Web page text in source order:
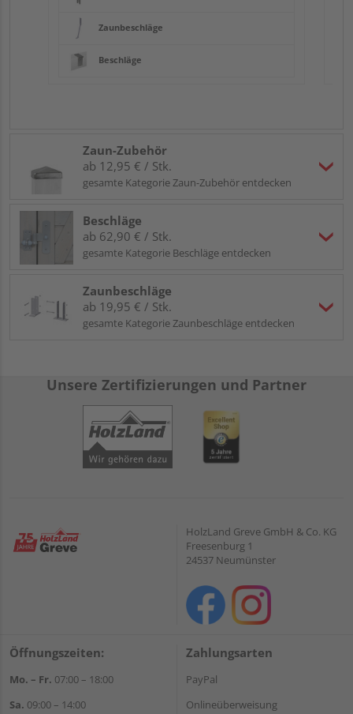
Zaunbeschläge
Beschläge
Zaun-Zubehör
ab 12,95 € / Stk.
gesamte Kategorie Zaun-Zubehör entdecken
Beschläge
ab 62,90 € / Stk.
gesamte Kategorie Beschläge entdecken
Zaunbeschläge
ab 19,95 € / Stk.
gesamte Kategorie Zaunbeschläge entdecken
Unsere Zertifizierungen und Partner
HolzLand Greve GmbH & Co. KG
Freesenburg 1
24537 Neumünster
Öffnungszeiten:
Mo. – Fr. 07:00 – 18:00
Sa. 09:00 – 14:00
Zahlungsarten
PayPal
Onlineüberweisung